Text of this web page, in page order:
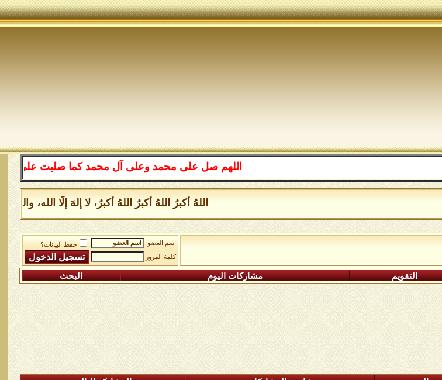
اللهم صل على محمد وعلى آل محمد كما صليت على إبراهيم
اللهُ أكبرُ اللهُ أكبرُ اللهُ أكبرُ، لا إلهَ إلَّا الله،
اسم العضو
حفظ البيانات؟
كلمة المرور
التقويم مشاركات اليوم البحث